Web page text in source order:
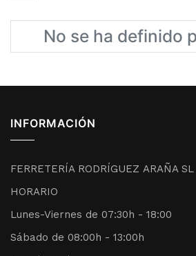
No se ha definido
INFORMACIÓN
FERRETERÍA RODRÍGUEZ ARAÑA SL
HORARIO
Lunes-Viernes de 07:30h - 18:00
Sábado de 08:00h - 13:00h